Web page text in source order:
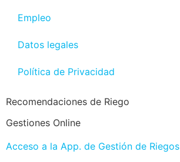
Empleo
Datos legales
Política de Privacidad
Recomendaciones de Riego
Gestiones Online
Acceso a la App. de Gestión de Riegos